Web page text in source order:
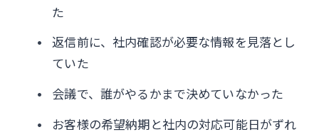
た
返信前に、社内確認が必要な情報を見落とし
ていた
会議で、誰がやるかまで決めていなかった
お客様の希望納期と社内の対応可能日がずれ